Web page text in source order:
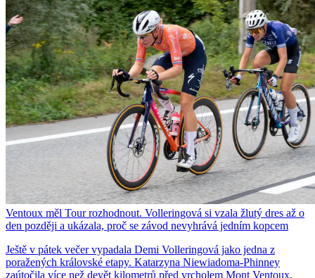
Ventoux měl Tour rozhodnout. Volleringová si vzala žlutý dres až o
den později a ukázala, proč se závod nevyhrává jedním kopcem
Ještě v pátek večer vypadala Demi Volleringová jako jedna z
poražených královské etapy. Katarzyna Niewiadoma-Phinney
zaútočila více než devět kilometrů před vrcholem Mont Ventoux,